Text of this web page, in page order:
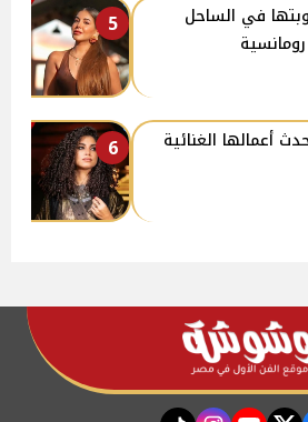
5
في الساحل
6
أعمالها الغنائية